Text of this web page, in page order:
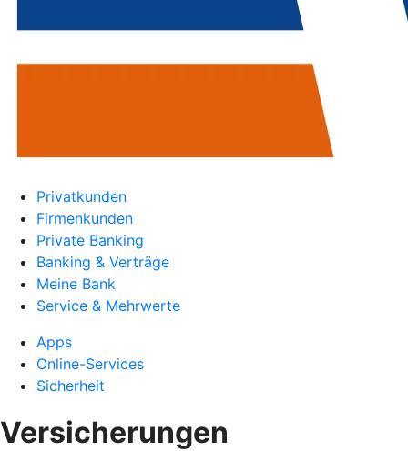
Privatkunden
Firmenkunden
Private Banking
Banking & Verträge
Meine Bank
Service & Mehrwerte
Apps
Online-Services
Sicherheit
Versicherungen